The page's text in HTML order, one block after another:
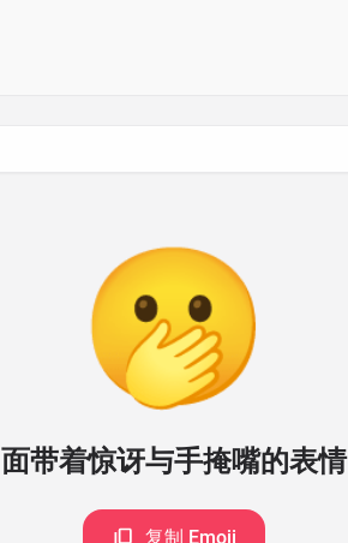
🫢
面带着惊讶与手掩嘴的表情
复制 Emoji